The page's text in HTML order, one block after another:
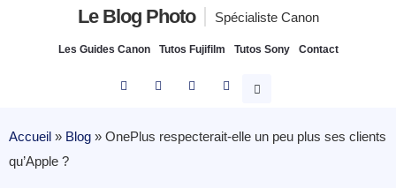
Le Blog Photo Spécialiste Canon
Les Guides Canon Tutos Fujifilm Tutos Sony Contact
Accueil » Blog » OnePlus respecterait-elle un peu plus ses clients
qu’Apple ?